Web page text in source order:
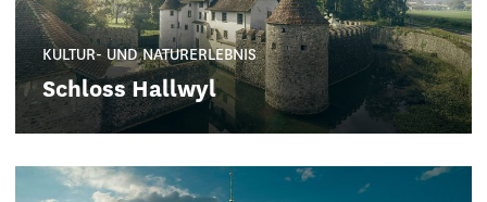
KULTUR- UND NATURERLEBNIS
Schloss Hallwyl